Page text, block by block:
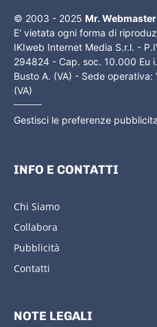
© 2003 - 2025 Mr. Webmaster
E' vietata ogni forma di
IKIweb Internet Media S.r.l. -
294824 - Cap. soc. 10.000 Eu
Busto A. (VA) - Sede
(VA)
Gestisci le preferenze
INFO E CONTATTI
Chi Siamo
Collabora
Pubblicità
Contatti
NOTE LEGALI